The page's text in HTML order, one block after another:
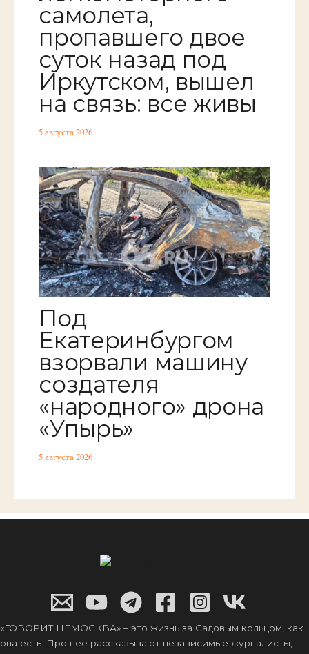
самолета,
пропавшего двое
суток назад под
Иркутском, вышел
на связь: все живы
5 августа 2026
Под
Екатеринбургом
взорвали машину
создателя
«народного» дрона
«Упырь»
5 августа 2026
«ГОВОРИТ НЕМОСКВА» – это жизнь за Садовым кольцом, как
она есть. Про нее рассказывают независимые журналисты,